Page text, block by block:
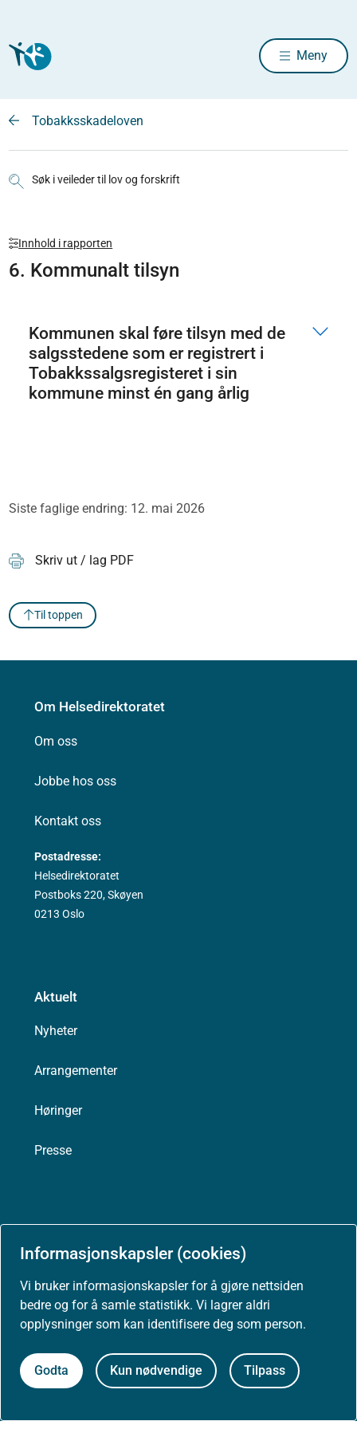
Informasjonskapsler (cookies)
Vi bruker informasjonskapsler for å gjøre nettsiden
bedre og for å samle statistikk. Vi lagrer aldri
opplysninger som kan identifisere deg som person.
Godta Kun nødvendige Tilpass
Meny
Tobakksskadeloven
Søk i veileder til lov og forskrift
Innhold i rapporten
6. Kommunalt tilsyn
Kommunen skal føre tilsyn med de
salgsstedene som er registrert i
Tobakkssalgsregisteret i sin
kommune minst én gang årlig
Siste faglige endring: 12. mai 2026
Skriv ut / lag PDF
Til toppen
Om Helsedirektoratet
Om oss
Jobbe hos oss
Kontakt oss
Postadresse:
Helsedirektoratet
Postboks 220, Skøyen
0213 Oslo
Aktuelt
Nyheter
Arrangementer
Høringer
Presse
Tilgjengelighetserklæring (uustatus.no)
Besøksstatistikk og informasjonskapsler
Nyhetsvarsel og abonnement